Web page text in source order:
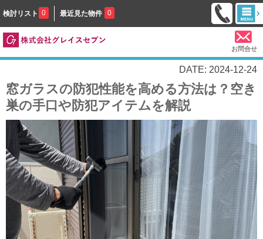
検討リスト 0 最近見た物件 0
お問合せ
DATE: 2024-12-24
窓ガラスの防犯性能を高める方法は？空き
巣の手口や防犯アイテムを解説